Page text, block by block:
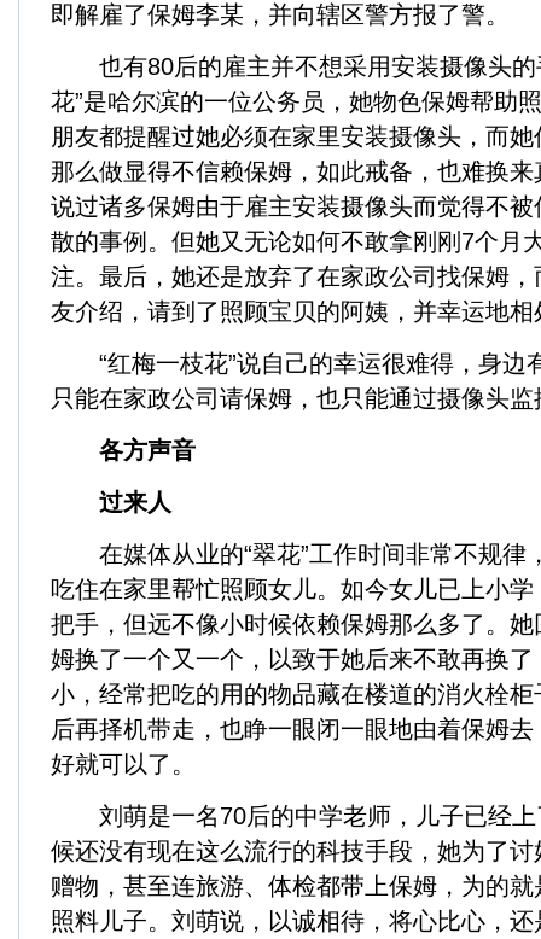
即解雇了保姆李某，并向辖区警方报了警。
也有80后的雇主并不想采用安装摄像头的
花”是哈尔滨的一位公务员，她物色保姆帮助
朋友都提醒过她必须在家里安装摄像头，而
那么做显得不信赖保姆，如此戒备，也难换
说过诸多保姆由于雇主安装摄像头而觉得不
散的事例。但她又无论如何不敢拿刚刚7个月
注。最后，她还是放弃了在家政公司找保姆
友介绍，请到了照顾宝贝的阿姨，并幸运地相
“红梅一枝花”说自己的幸运很难得，身边
只能在家政公司请保姆，也只能通过摄像头
各方声音
过来人
在媒体从业的“翠花”工作时间非常不规律
吃住在家里帮忙照顾女儿。如今女儿已上小
把手，但远不像小时候依赖保姆那么多了。
姆换了一个又一个，以致于她后来不敢再换
小，经常把吃的用的物品藏在楼道的消火栓
后再择机带走，也睁一眼闭一眼地由着保姆
好就可以了。
刘萌是一名70后的中学老师，儿子已经上
候还没有现在这么流行的科技手段，她为了
赠物，甚至连旅游、体检都带上保姆，为的
照料儿子。刘萌说，以诚相待，将心比心，